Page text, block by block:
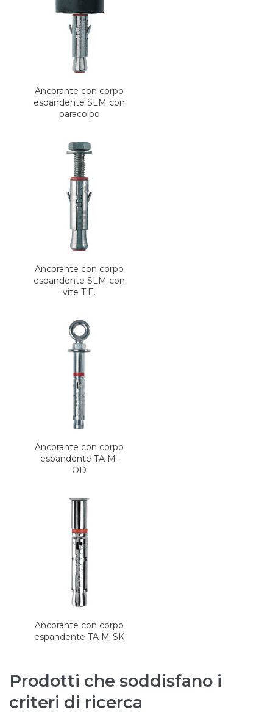
Ancorante con corpo
espandente SLM con
paracolpo
Ancorante con corpo
espandente SLM con
vite T.E.
Ancorante con corpo
espandente TA M-
OD
Ancorante con corpo
espandente TA M-SK
Prodotti che soddisfano i
criteri di ricerca